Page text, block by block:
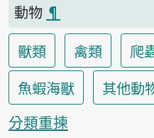
動物 ¶
獸類
禽類 爬
魚蝦海獸
其他動
分類重揀